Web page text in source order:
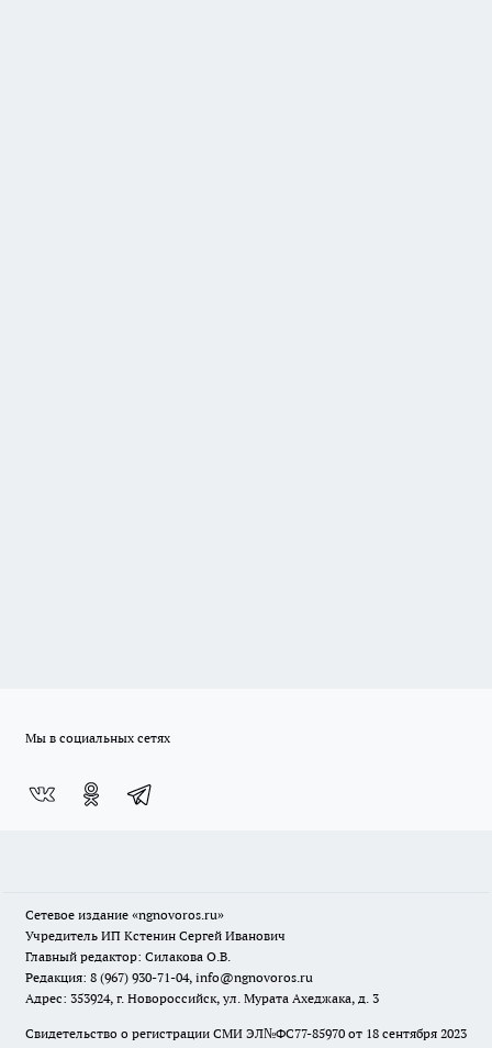
Мы в социальных сетях
Сетевое издание «ngnovoros.ru»
Учредитель ИП Кстенин Сергей Иванович
Главный редактор: Силакова О.В.
Редакция: 8 (967) 930-71-04, info@ngnovoros.ru
Адрес: 353924, г. Новороссийск, ул. Мурата Ахеджака, д. 3
Свидетельство о регистрации СМИ ЭЛ№ФС77-85970 от 18 сентября 2023